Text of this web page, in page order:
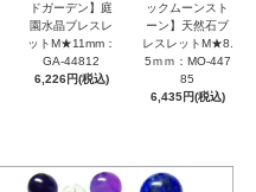
ドガーデン】庭
園水晶ブレスレ
ットM★11mm：
GA-44812
6,226円(税込)
ックムーンスト
ーン】天然石ブ
レスレットM★8.
5ｍｍ：MO-447
85
6,435円(税込)